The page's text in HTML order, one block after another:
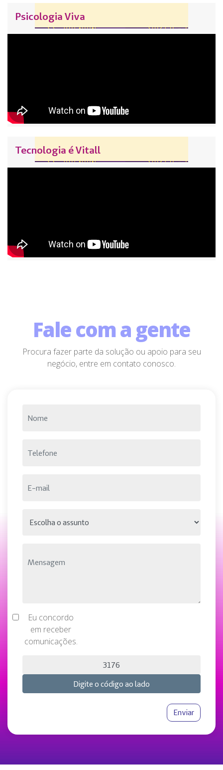
Psicologia Viva
Tecnologia é Vitall
Fale com a gente
Procura fazer parte da solução ou apoio para seu
negócio, entre em contato conosco.
Eu concordo
em receber
comunicações.